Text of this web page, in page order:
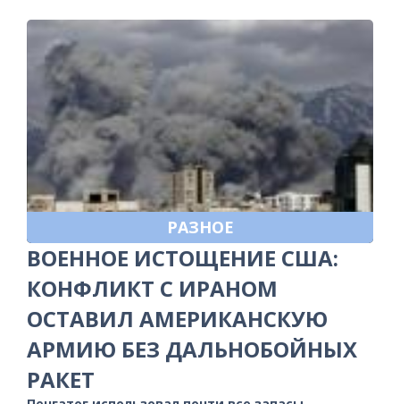
РАЗНОЕ
ВОЕННОЕ ИСТОЩЕНИЕ США:
КОНФЛИКТ С ИРАНОМ
ОСТАВИЛ АМЕРИКАНСКУЮ
АРМИЮ БЕЗ ДАЛЬНОБОЙНЫХ
РАКЕТ